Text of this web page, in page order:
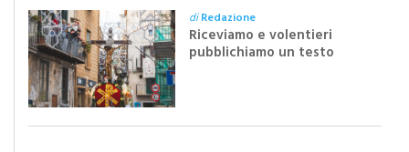
diRedazione
Riceviamo e volentieri
pubblichiamo un testo
Festa del Santissimo